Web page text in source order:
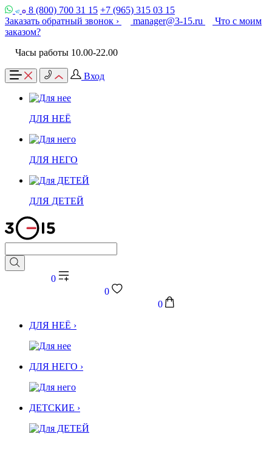
8 (800) 700 31 15 +7 (965) 315 03 15
Заказать обратный звонок ›
manager@3-15.ru
Что с моим
заказом?
Часы работы 10.00-22.00
Вход
ДЛЯ НЕЁ
ДЛЯ НЕГО
ДЛЯ ДЕТЕЙ
0
0
0
ДЛЯ НЕЁ ›
ДЛЯ НЕГО ›
ДЕТСКИЕ ›